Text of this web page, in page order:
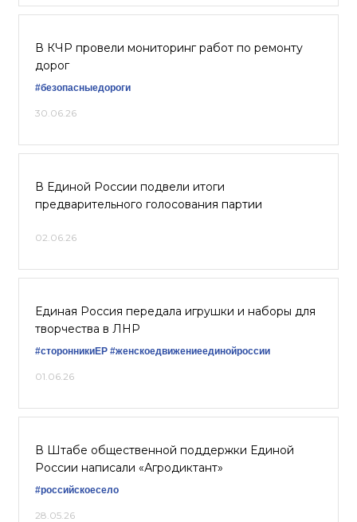
В КЧР провели мониторинг работ по ремонту
дорог
#безопасныедороги
30.06.26
В Единой России подвели итоги
предварительного голосования партии
02.06.26
Единая Россия передала игрушки и наборы для
творчества в ЛНР
#сторонникиЕР #женскоедвижениеединойроссии
01.06.26
В Штабе общественной поддержки Единой
России написали «Агродиктант»
#российскоесело
28.05.26